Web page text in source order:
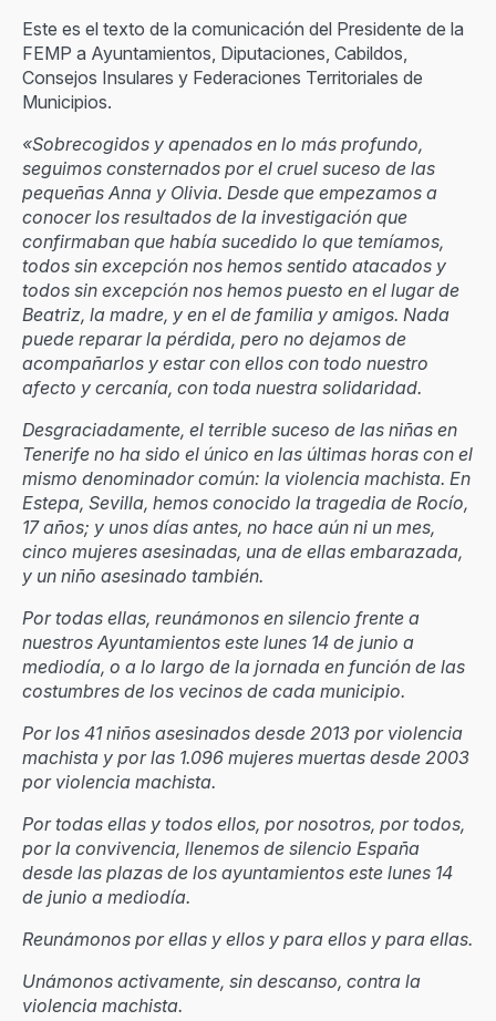
Este es el texto de la comunicación del Presidente de la
FEMP a Ayuntamientos, Diputaciones, Cabildos,
Consejos Insulares y Federaciones Territoriales de
Municipios.
«Sobrecogidos y apenados en lo más profundo,
seguimos consternados por el cruel suceso de las
pequeñas Anna y Olivia. Desde que empezamos a
conocer los resultados de la investigación que
confirmaban que había sucedido lo que temíamos,
todos sin excepción nos hemos sentido atacados y
todos sin excepción nos hemos puesto en el lugar de
Beatriz, la madre, y en el de familia y amigos. Nada
puede reparar la pérdida, pero no dejamos de
acompañarlos y estar con ellos con todo nuestro
afecto y cercanía, con toda nuestra solidaridad.
Desgraciadamente, el terrible suceso de las niñas en
Tenerife no ha sido el único en las últimas horas con el
mismo denominador común: la violencia machista. En
Estepa, Sevilla, hemos conocido la tragedia de Rocío,
17 años; y unos días antes, no hace aún ni un mes,
cinco mujeres asesinadas, una de ellas embarazada,
y un niño asesinado también.
Por todas ellas, reunámonos en silencio frente a
nuestros Ayuntamientos este lunes 14 de junio a
mediodía, o a lo largo de la jornada en función de las
costumbres de los vecinos de cada municipio.
Por los 41 niños asesinados desde 2013 por violencia
machista y por las 1.096 mujeres muertas desde 2003
por violencia machista.
Por todas ellas y todos ellos, por nosotros, por todos,
por la convivencia, llenemos de silencio España
desde las plazas de los ayuntamientos este lunes 14
de junio a mediodía.
Reunámonos por ellas y ellos y para ellos y para ellas.
Unámonos activamente, sin descanso, contra la
violencia machista.